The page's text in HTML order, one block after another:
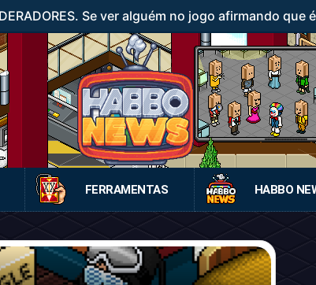
Se ver alguém no jogo afirmando que
FERRAMENTAS HABBO